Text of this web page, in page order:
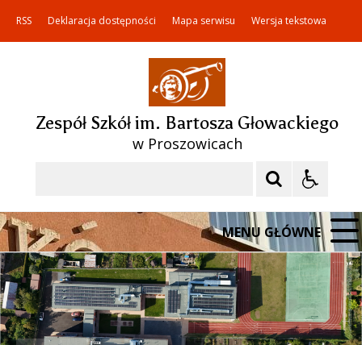
RSS Deklaracja dostępności Mapa serwisu Wersja tekstowa
Zespół Szkół im. Bartosza Głowackiego
w Proszowicach
MENU GŁÓWNE